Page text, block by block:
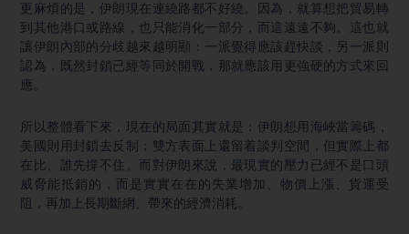
更麻煩的是，伊朗現在連繞路都不好繞。因為，就算想把貿易轉
到其他港口或路線，也只能消化一部分，而這遠遠不夠。這也就
讓伊朗內部的分歧越來越明顯：一派覺得應該趕快談，另一派則
認為，既然封鎖已經等同於開戰，那就應該用更強硬的方式來回
應。
所以整體看下來，現在的局面其實就是：伊朗想用海峽當籌碼，
美國則用封鎖去反制；雙方表面上還留着談判空間，但實際上都
在比、誰先撐不住。而對伊朗來說，最現實的壓力已經不是口頭
威脅能抵銷的，而是實實在在的失業增加、物價上漲、貨運受
阻，再加上長期斷網、帶來的經濟消耗。